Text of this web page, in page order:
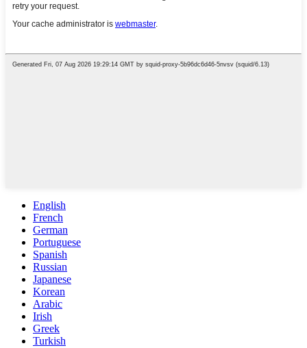
English
French
German
Portuguese
Spanish
Russian
Japanese
Korean
Arabic
Irish
Greek
Turkish